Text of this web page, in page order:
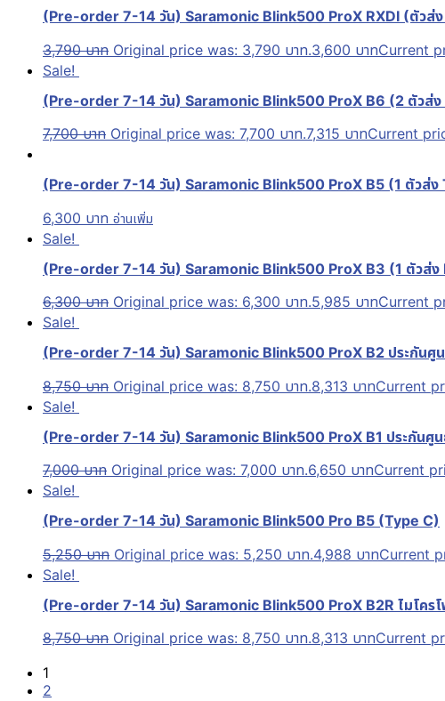
(Pre-order 7-14 วัน) Saramonic Blink500 ProX RXDI (ตัวส่
3,790บาท Original price was: 3,790 บาท.3,600 บาทCurrent
Sale!
(Pre-order 7-14 วัน) Saramonic Blink500 ProX B6 (2 ตัวส่
7,700บาท Original price was: 7,700 บาท.7,315 บาทCurrent
(Pre-order 7-14 วัน) Saramonic Blink500 ProX B5 (1 ตัวส่
6,300 บาท อ่านเพิ่ม
Sale!
(Pre-order 7-14 วัน) Saramonic Blink500 ProX B3 (1 ตัวส่ง
6,300บาท Original price was: 6,300 บาท.5,985 บาทCurrent
Sale!
(Pre-order 7-14 วัน) Saramonic Blink500 ProX B2 ประกันศู
8,750บาท Original price was: 8,750 บาท.8,313 บาทCurrent
Sale!
(Pre-order 7-14 วัน) Saramonic Blink500 ProX B1 ประกันศู
7,000บาท Original price was: 7,000 บาท.6,650 บาทCurrent
Sale!
(Pre-order 7-14 วัน) Saramonic Blink500 Pro B5 (Type C)
5,250บาท Original price was: 5,250 บาท.4,988 บาทCurrent
Sale!
(Pre-order 7-14 วัน) Saramonic Blink500 ProX B2R ไมโครโ
8,750บาท Original price was: 8,750 บาท.8,313 บาทCurrent
1
2